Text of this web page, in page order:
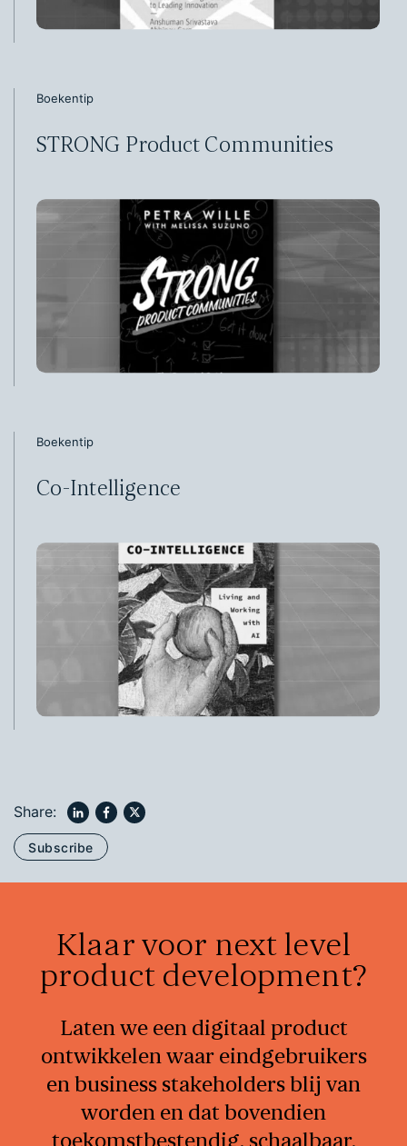
Boekentip
STRONG Product Communities
Boekentip
Co-Intelligence
Share:
Subscribe
Klaar voor next level
product development?
Laten we een digitaal product
ontwikkelen waar eindgebruikers
en business stakeholders blij van
worden en dat bovendien
toekomstbestendig, schaalbaar,